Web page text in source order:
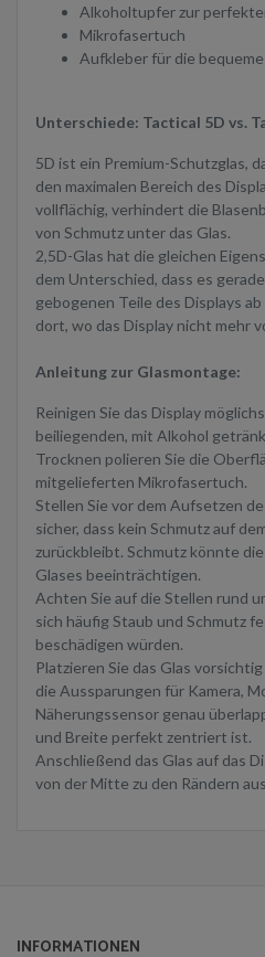
Alkoholtupfer zur
Mikrofasertuch
Aufkleber für die
Unterschiede: Tactical 5D vs.
5D ist ein Premium-Schutzglas,
den maximalen Bereich des
vollflächig, verhindert die
von Schmutz unter das Glas.
2,5D-Glas hat die gleichen
dem Unterschied, dass es
gebogenen Teile des Displays
dort, wo das Display nicht mehr
Anleitung zur Glasmontage:
Reinigen Sie das Display
beiliegenden, mit Alkohol
Trocknen polieren Sie die
mitgelieferten Mikrofasertuch.
Stellen Sie vor dem Aufsetzen
sicher, dass kein Schmutz auf
zurückbleibt. Schmutz könnte
Glases beeinträchtigen.
Achten Sie auf die Stellen rund
sich häufig Staub und Schmutz
beschädigen würden.
Platzieren Sie das Glas
die Aussparungen für Kamera,
Näherungssensor genau
und Breite perfekt zentriert ist.
Anschließend das Glas auf das
von der Mitte zu den Rändern
INFORMATIONEN